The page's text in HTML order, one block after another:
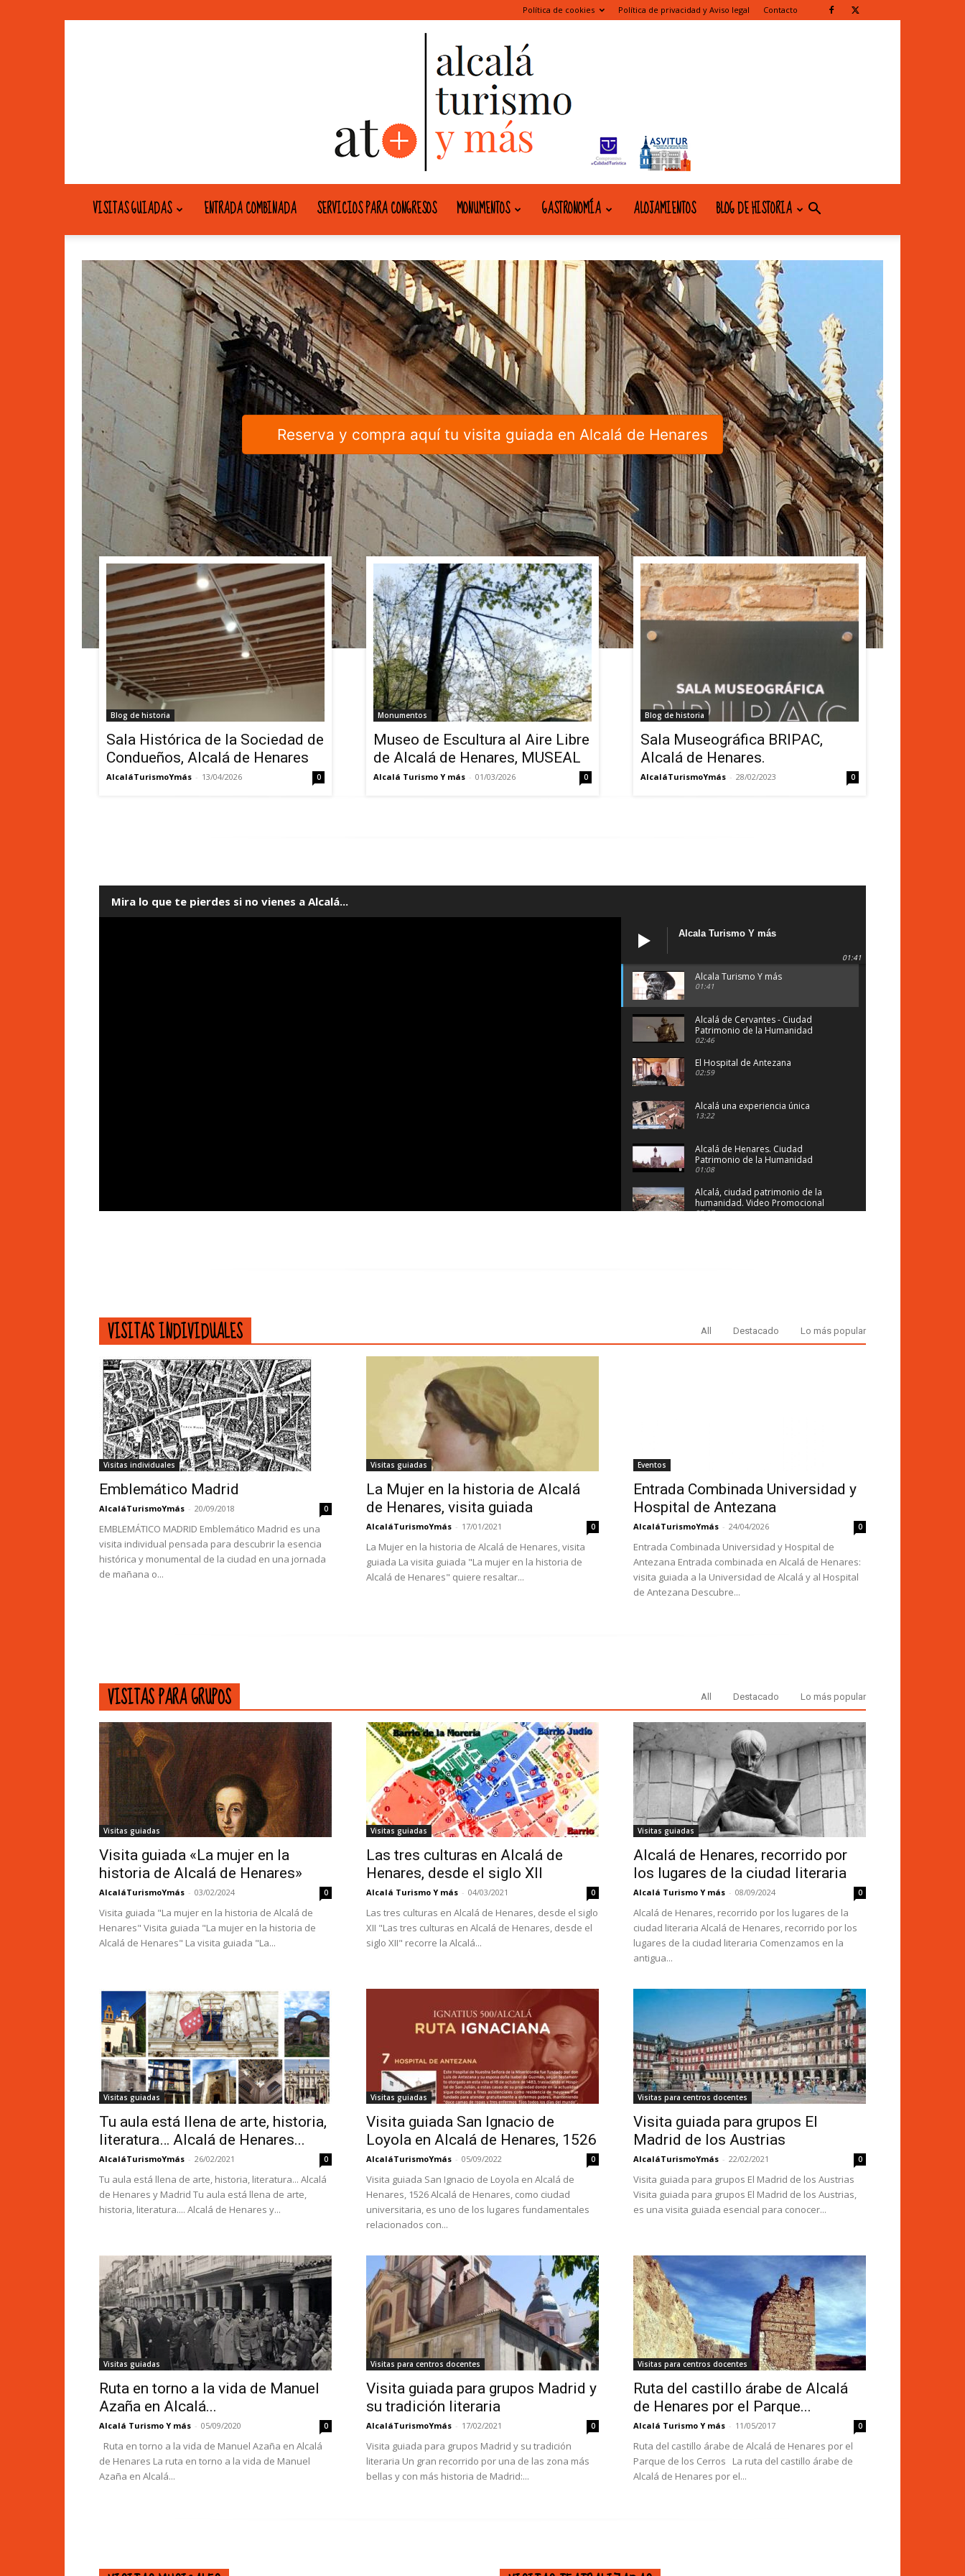
Política de cookies Política de privacidad y Aviso legal Contacto
turismo
y
mas
VISITAS GUIADAS ENTRADA COMBINADA SERVICIOS PARA CONGRESOS MONUMENTOS GASTRONOMÍA ALOJAMIENTOS BLOG DE HISTORIA
Reserva y compra aquí tu visita guiada en Alcalá de Henares
IDIOMAS
Blog de historia
Sala Histórica de la Sociedad de
Condueños, Alcalá de Henares
AlcaláTurismoYmás - 13/04/2026 0
Monumentos
Museo de Escultura al Aire Libre
de Alcalá de Henares, MUSEAL
Alcalá Turismo Y más - 01/03/2026 0
Blog de historia
Sala Museográfica BRIPAC,
Alcalá de Henares.
AlcaláTurismoYmás - 28/02/2023 0
Mira lo que te pierdes si no vienes a Alcalá...
Alcala Turismo Y más
01:41
Alcala Turismo Y más
01:41
Alcalá de Cervantes - Ciudad
Patrimonio de la Humanidad
02:46
El Hospital de Antezana
02:59
Alcalá una experiencia única
13:22
Alcalá de Henares. Ciudad
Patrimonio de la Humanidad
01:08
Alcalá, ciudad patrimonio de la
humanidad. Video Promocional
03:07
04:49
VISITAS INDIVIDUALES All Destacado Lo más popular
Visitas individuales
Emblemático Madrid
AlcaláTurismoYmás - 20/09/2018 0
EMBLEMÁTICO MADRID Emblemático Madrid es una
visita individual pensada para descubrir la esencia
histórica y monumental de la ciudad en una jornada
de mañana o...
Visitas guiadas
La Mujer en la historia de Alcalá
de Henares, visita guiada
AlcaláTurismoYmás - 17/01/2021 0
La Mujer en la historia de Alcalá de Henares, visita
guiada La visita guiada "La mujer en la historia de
Alcalá de Henares" quiere resaltar...
Eventos
Entrada Combinada Universidad y
Hospital de Antezana
AlcaláTurismoYmás - 24/04/2026 0
Entrada Combinada Universidad y Hospital de
Antezana Entrada combinada en Alcalá de Henares:
visita guiada a la Universidad de Alcalá y al Hospital
de Antezana Descubre...
VISITAS PARA GRUPOS All Destacado Lo más popular
Visitas guiadas
Visita guiada «La mujer en la
historia de Alcalá de Henares»
AlcaláTurismoYmás - 03/02/2024 0
Visita guiada "La mujer en la historia de Alcalá de
Henares" Visita guiada "La mujer en la historia de
Alcalá de Henares" La visita guiada "La...
Visitas guiadas
Las tres culturas en Alcalá de
Henares, desde el siglo XII
Alcalá Turismo Y más - 04/03/2021 0
Las tres culturas en Alcalá de Henares, desde el siglo
XII "Las tres culturas en Alcalá de Henares, desde el
siglo XII" recorre la Alcalá...
Visitas guiadas
Alcalá de Henares, recorrido por
los lugares de la ciudad literaria
Alcalá Turismo Y más - 08/09/2024 0
Alcalá de Henares, recorrido por los lugares de la
ciudad literaria Alcalá de Henares, recorrido por los
lugares de la ciudad literaria Comenzamos en la
antigua...
Visitas guiadas
Tu aula está llena de arte, historia,
literatura… Alcalá de Henares...
AlcaláTurismoYmás - 26/02/2021 0
Tu aula está llena de arte, historia, literatura... Alcalá
de Henares y Madrid Tu aula está llena de arte,
historia, literatura.... Alcalá de Henares y...
Visitas guiadas
Visita guiada San Ignacio de
Loyola en Alcalá de Henares, 1526
AlcaláTurismoYmás - 05/09/2022 0
Visita guiada San Ignacio de Loyola en Alcalá de
Henares, 1526 Alcalá de Henares, como ciudad
universitaria, es uno de los lugares fundamentales
relacionados con...
Visitas para centros docentes
Visita guiada para grupos El
Madrid de los Austrias
AlcaláTurismoYmás - 22/02/2021 0
Visita guiada para grupos El Madrid de los Austrias
Visita guiada para grupos El Madrid de los Austrias,
es una visita guiada esencial para conocer...
Visitas guiadas
Ruta en torno a la vida de Manuel
Azaña en Alcalá...
Alcalá Turismo Y más - 05/09/2020 0
Ruta en torno a la vida de Manuel Azaña en Alcalá
de Henares La ruta en torno a la vida de Manuel
Azaña en Alcalá...
Visitas para centros docentes
Visita guiada para grupos Madrid y
su tradición literaria
AlcaláTurismoYmás - 17/02/2021 0
Visita guiada para grupos Madrid y su tradición
literaria Un gran recorrido por una de las zona más
bellas y con más historia de Madrid:...
Visitas para centros docentes
Ruta del castillo árabe de Alcalá
de Henares por el Parque...
Alcalá Turismo Y más - 11/05/2017 0
Ruta del castillo árabe de Alcalá de Henares por el
Parque de los Cerros La ruta del castillo árabe de
Alcalá de Henares por el...